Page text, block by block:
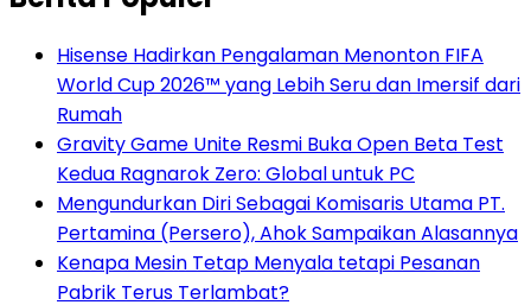
Hisense Hadirkan Pengalaman Menonton FIFA
World Cup 2026™ yang Lebih Seru dan Imersif dari
Rumah
Gravity Game Unite Resmi Buka Open Beta Test
Kedua Ragnarok Zero: Global untuk PC
Mengundurkan Diri Sebagai Komisaris Utama PT.
Pertamina (Persero), Ahok Sampaikan Alasannya
Kenapa Mesin Tetap Menyala tetapi Pesanan
Pabrik Terus Terlambat?